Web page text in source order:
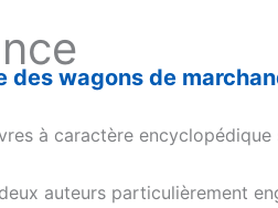
des wagons de
à caractère
auteurs particulièrement